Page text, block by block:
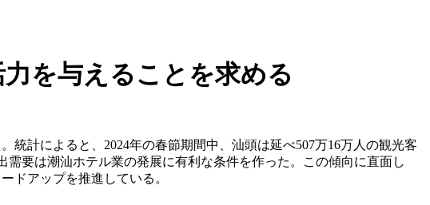
を与えることを求める
計によると、2024年の春節期間中、汕頭は延べ507万16万人の観光客
要は潮汕ホテル業の発展に有利な条件を作った。この傾向に直面し
ドアップを推進している。